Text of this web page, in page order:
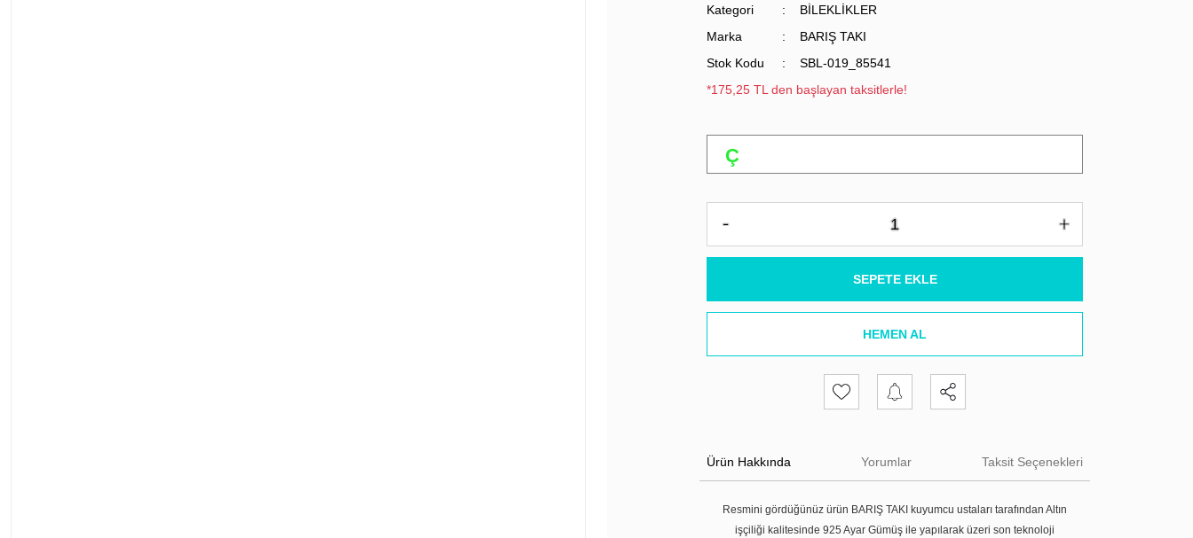
Kategori
BİLEKLİKLER
Marka
BARIŞ TAKI
Stok Kodu
SBL-019_85541
*175,25 TL den başlayan taksitlerle!
SEPETE EKLE
HEMEN AL
Ürün Hakkında Yorumlar Taksit Seçenekleri
Resmini gördüğünüz ürün BARIŞ TAKI kuyumcu ustaları tarafından Altın
işçiliği kalitesinde 925 Ayar Gümüş ile yapılarak üzeri son teknoloji